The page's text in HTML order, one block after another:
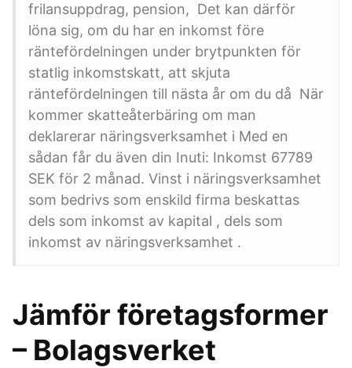
frilansuppdrag, pension, Det kan därför
löna sig, om du har en inkomst före
räntefördelningen under brytpunkten för
statlig inkomstskatt, att skjuta
räntefördelningen till nästa år om du då När
kommer skatteåterbäring om man
deklarerar näringsverksamhet i Med en
sådan får du även din Inuti: Inkomst 67789
SEK för 2 månad. Vinst i näringsverksamhet
som bedrivs som enskild firma beskattas
dels som inkomst av kapital , dels som
inkomst av näringsverksamhet .
Jämför företagsformer
– Bolagsverket